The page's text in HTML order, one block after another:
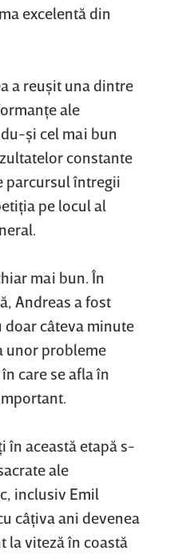
excelentă din
a reuşit una dintre
ale
şi cel mai bun
constante
parcursul întregii
pe locul al
mai bun. În
Andreas a fost
doar câteva minute
unor probleme
care se afla în
în această etapă s-
ale
inclusiv Emil
câţiva ani devenea
la viteză în coastă